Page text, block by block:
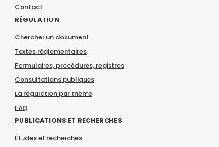
Contact
RÉGULATION
Chercher un document
Textes réglementaires
Formulaires, procédures, registres
Consultations publiques
La régulation par thème
FAQ
PUBLICATIONS ET RECHERCHES
Études et recherches